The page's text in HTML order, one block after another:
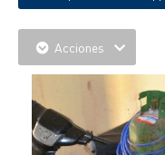
Acciones